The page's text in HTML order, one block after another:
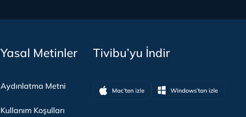
Yasal Metinler
Aydınlatma Metni
Kullanım Koşulları
Tivibu’yu İndir